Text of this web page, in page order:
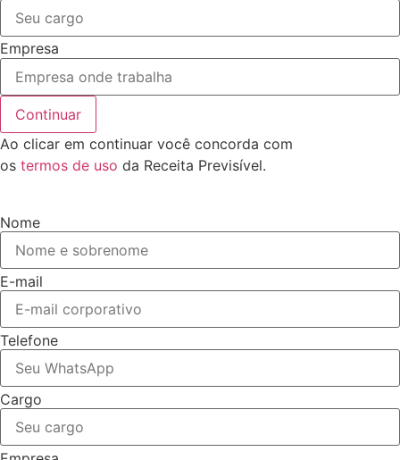
Empresa
Continuar
Ao clicar em continuar você concorda com
os termos de uso da Receita Previsível.
Nome
E-mail
Telefone
Cargo